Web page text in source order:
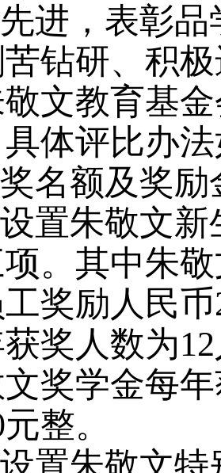
进，表彰
钻研、积
文教育基
体评比办
名额及奖励
置朱敬文
。其中朱
奖励人民
奖人数为
奖学金每
整。
置朱敬文